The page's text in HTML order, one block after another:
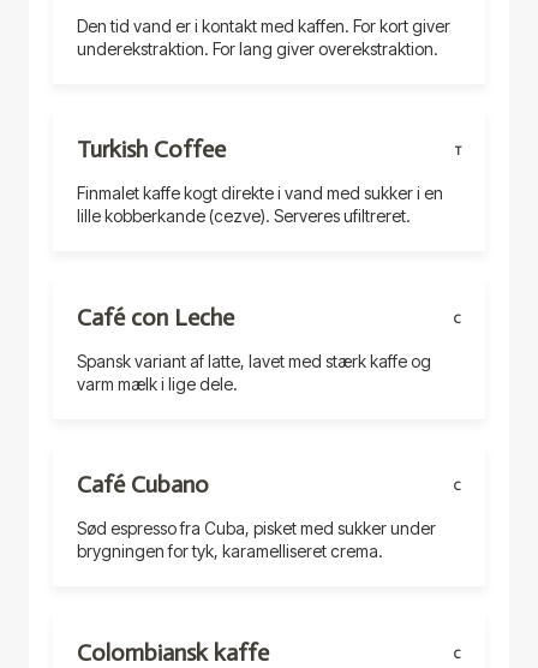
Den tid vand er i kontakt med kaffen. For kort giver
underekstraktion. For lang giver overekstraktion.
Turkish Coffee T
Finmalet kaffe kogt direkte i vand med sukker i en
lille kobberkande (cezve). Serveres ufiltreret.
Café con Leche C
Spansk variant af latte, lavet med stærk kaffe og
varm mælk i lige dele.
Café Cubano C
Sød espresso fra Cuba, pisket med sukker under
brygningen for tyk, karamelliseret crema.
Colombiansk kaffe C